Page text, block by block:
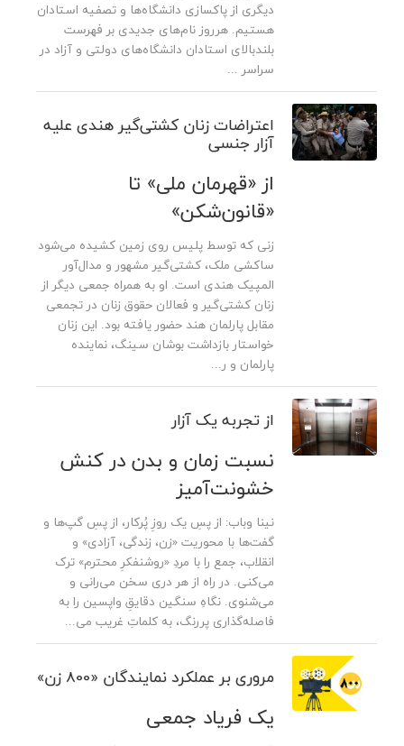
دیگری از پاکسازی دانشگاه‌ها و تصفیه استادان
هستیم. هرروز نام‌های جدیدی بر فهرست
بلندبالای استادان دانشگاه‌های دولتی و آزاد در
سراسر ...
اعتراضات زنان کشتی‌گیر هندی علیه
آزار جنسی
از «قهرمان ملی» تا
«قانون‌شکن»
زنی که توسط پلیس روی زمین کشیده می‌شود
ساکشی ملک، کشتی‌گیر مشهور و مدال‌آور
المپیک هندی است. او به همراه جمعی دیگر از
زنان کشتی‌گیر و فعالان حقوق زنان در تجمعی
مقابل پارلمان هند حضور یافته بود. این زنان
خواستار بازداشت بوشان سینگ، نماینده
پارلمان و ر...
از تجربه یک آزار
نسبت زمان و بدن در کنش
خشونت‌آمیز
نینا وباب: از پسِ یک روزِ پُرکار، از پسِ گپ‌ها و
گفت‌ها با محوریت «زن، زندگی، آزادی» و
انقلاب، ‌جمع را با مردِ «روشنفکرِ محترم» ترک
می‌کنی. در راه از هر دری سخن می‌رانی و
می‌شنوی. نگاهِ سنگین دقایقِ واپسین را به
فاصله‌‌گذاری پررنگ، به کلماتِ غریب می‌...
مروری بر عملکرد نمایندگان «800 زن»
یک فریاد جمعی